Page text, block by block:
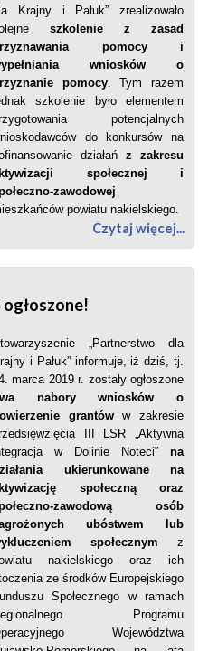
Krajny i Pałuk” zrealizowało
szkolenie z zasad
pomocy i
wniosków o
pomocy. Tym razem
szkolenie było elementem
potencjalnych
do konkursów na
działań z zakresu
społecznej i
zawodowej
powiatu nakielskiego.
Czytaj więcej...
ogłoszone!
„Partnerstwo dla
i Pałuk” informuje, iż dziś, tj.
marca 2019 r. zostały ogłoszone
nabory wniosków o
grantóww zakresie
III LSR „Aktywna
w Dolinie Noteci” na
ukierunkowane na
społeczną oraz
zawodową osób
ubóstwem lub
społecznym z
nakielskiego oraz ich
ze środków Europejskiego
Społecznego w ramach
Programu
Województwa